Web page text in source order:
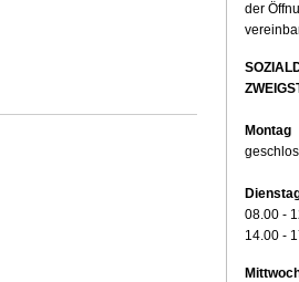
der
Montag
08.00 -
14.00 -